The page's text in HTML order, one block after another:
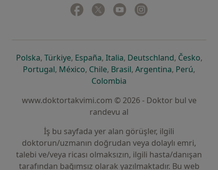
Facebook
yeni bir sekmede açılır
Twitter
yeni bir sekmede açılır
Youtube
yeni bir sekmede açılır
Polskayeni bir sekmede açılır
, Türkiyeyeni bir sekmede açılır
, Españayeni bir sekmede açılır
, Italiayeni bir sekmede açılır
, Deutschlandyeni bir
, Českoyeni
,
Portugalyeni bir sekmede açılır
, Méxicoyeni bir sekmede açılır
, Chileyeni bir sekmede açılır
, Brasilyeni bir sekmede açılır
, Argentinayeni bir
, Perúyeni
,
Colombia
www.doktortakvimi.com © 2026 - Doktor bul ve
randevu al
İş bu sayfada yer alan görüşler, ilgili
doktorun/uzmanın doğrudan veya dolaylı emri,
talebi ve/veya ricası olmaksızın, ilgili hasta/danışan
tarafından bağımsız olarak yazılmaktadır. Bu web